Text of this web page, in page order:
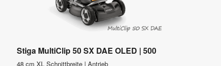
Stiga MultiClip 50 SX DAE OLED | 500
48 cm XL Schnittbreite | Antrieb